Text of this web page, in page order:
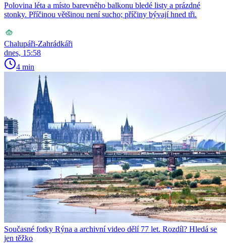
Polovina léta a místo barevného balkonu bledé listy a prázdné
stonky. Příčinou většinou není sucho; příčiny bývají hned tři.
Chalupáři-Zahrádkáři
dnes, 15:58
4 min
Současné fotky Rýna a archivní video dělí 77 let. Rozdíl? Hledá se
jen těžko